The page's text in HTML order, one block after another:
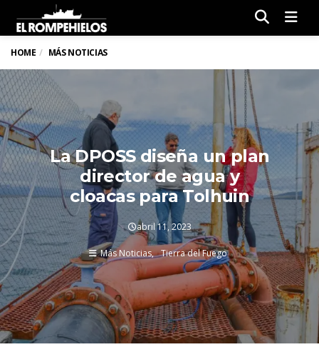
HOME MÁS NOTICIAS
La DPOSS diseña un plan
director de agua y
cloacas para Tolhuin
abril 11, 2023
Más Noticias Tierra del Fuego